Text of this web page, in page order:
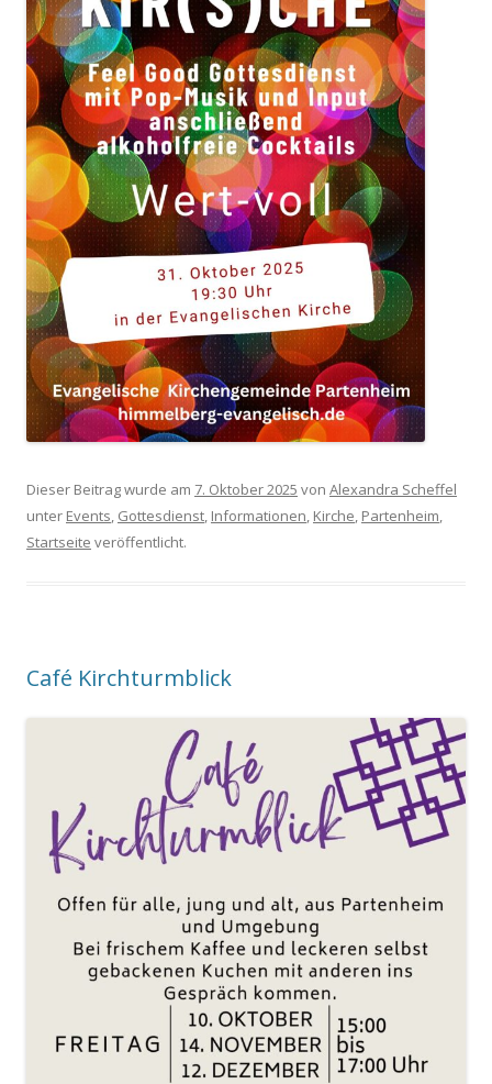
Dieser Beitrag wurde am 7. Oktober 2025 von Alexandra Scheffel
unter Events, Gottesdienst, Informationen, Kirche, Partenheim,
Startseite veröffentlicht.
Café Kirchturmblick